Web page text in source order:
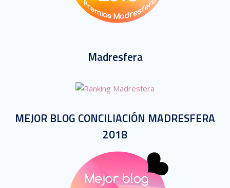
Madresfera
MEJOR BLOG CONCILIACIÓN MADRESFERA
2018